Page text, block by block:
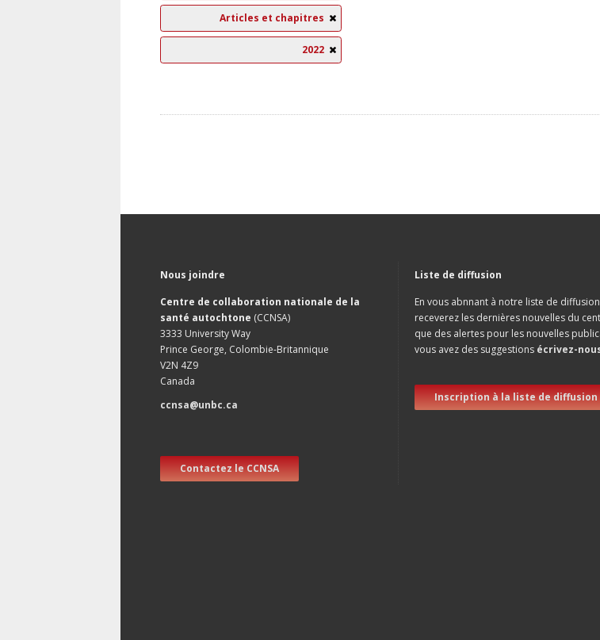
Articles et chapitres
2022
Nous joindre
Centre de collaboration nationale de la
santé autochtone (CCNSA)
3333 University Way
Prince George, Colombie-Britannique
V2N 4Z9
Canada
ccnsa@unbc.ca
Contactez le CCNSA
Liste de diffusion
En vous abnnant à notre liste de
receverez les dernières nouvelles du
que des alertes pour les nouvelles
vous avez des suggestions écrivez-
Inscription à la liste de diffusion